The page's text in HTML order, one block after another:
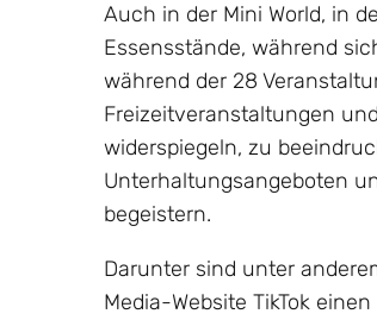
Auch in der Mini World, in
Essensstände, während
während der 28
Freizeitveranstaltungen
widerspiegeln, zu
Unterhaltungsangeboten
begeistern.
Darunter sind unter
Media-Website TikTok